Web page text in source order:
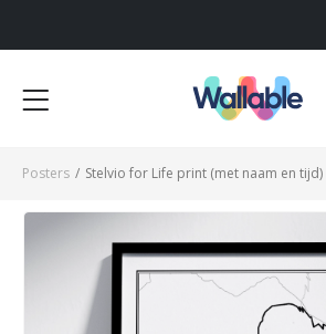
Voor 12:00 uur besteld, dezelfde werkdag
Posters / Stelvio for Life print (met naam en tijd)